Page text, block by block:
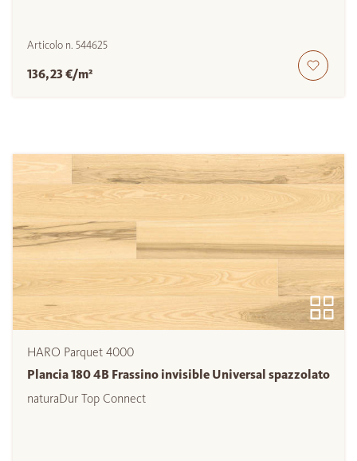
Articolo n. 544625
136,23 €/m²
HARO Parquet 4000
Plancia 180 4B Frassino invisible Universal spazzolato
naturaDur Top Connect